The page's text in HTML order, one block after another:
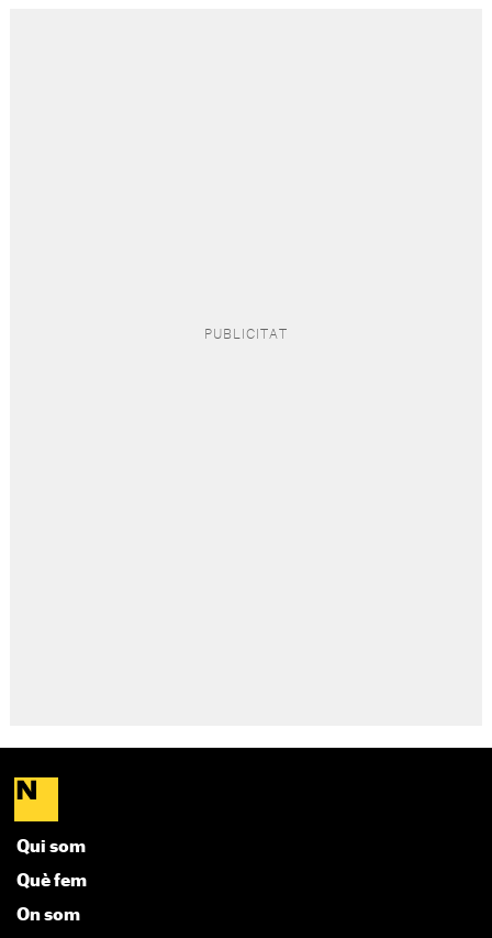
Qui som
Què fem
On som